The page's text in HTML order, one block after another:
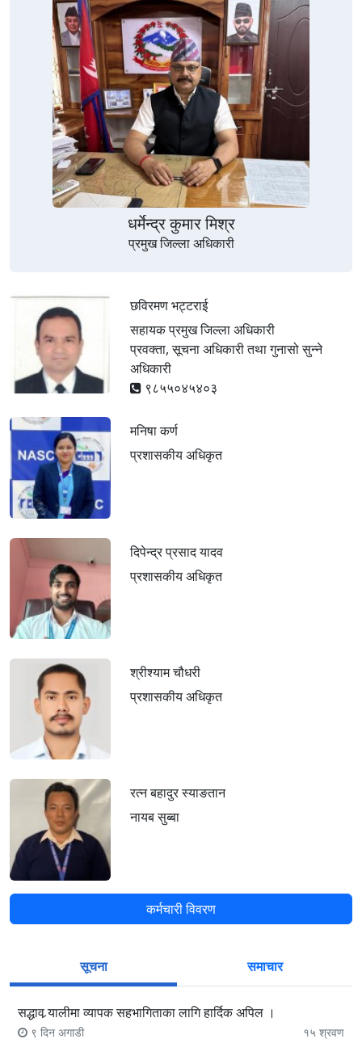
धर्मेन्द्र कुमार मिश्र
प्रमुख जिल्ला अधिकारी
छविरमण भट्टराई
सहायक प्रमुख जिल्ला अधिकारी
प्रवक्ता, सूचना अधिकारी तथा गुनासो सुन्ने
अधिकारी
९८५५०४५४०३
मनिषा कर्ण
प्रशासकीय अधिकृत
दिपेन्द्र प्रसाद यादव
प्रशासकीय अधिकृत
श्रीश्याम चौधरी
प्रशासकीय अधिकृत
रत्न बहादुर स्याङतान
नायब सुब्बा
कर्मचारी विवरण
सूचना समाचार
सद्धाव र्‍यालीमा व्यापक सहभागिताका लागि हार्दिक अपिल ।
९ दिन अगाडी १५ श्रवण